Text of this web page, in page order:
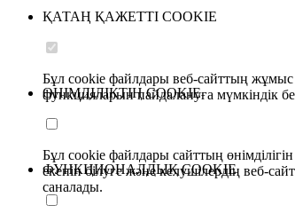
ҚАТАҢ ҚАЖЕТТІ COOKIE
Бұл cookie файлдары веб-сайттың жұмыс
функцияларын пайдалануға мүмкіндік
ӨНІМДІЛІКТІҢ COOKIE
Бұл cookie файлдары сайттың
екенін білуге және келушілердің веб-
саналады.
ФУНКЦИОНАЛДЫҚ COOKIE